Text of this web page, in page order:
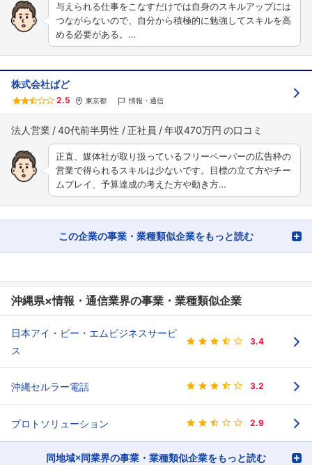
与えられる仕事をこなすだけでは自身のスキルアップには
つながらないので、自分から積極的に勉強してスキルを高
める必要がある。…
株式会社ぱど
2.5 東京都 情報・通信
法人営業 40代前半男性 正社員 年収470万円
正直、媒体社が取り扱っているフリーペーパーの広告枠の
営業で得られるスキルは少ないです。目標の立て方やチー
ムプレイ、予算達成の考えた方や動き方…
この企業の事業・業種類似企業をもっと読む
沖縄県×情報・通信業界の事業・業種類似企業
日本アイ・ビー・エムビジネスサービ
ス
3.4
沖縄セルラー電話 3.2
プロトソリューション 2.9
同地域×同業界の事業・業種類似企業をもっと読む